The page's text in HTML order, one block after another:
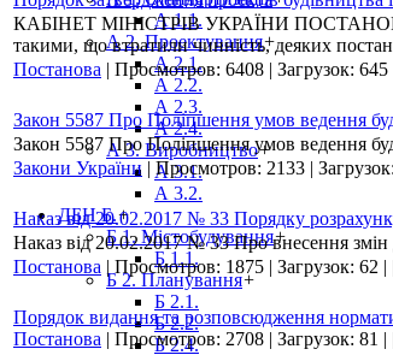
А 1.1.
А 2. Проектування+
А 2.1.
А 2.2.
А 2.3.
А 2.4.
А 3. Виробництво+
А 3.1.
А 3.2.
ДБН Б.+
Б 1. Містобудування+
Б 1.1.
Б 2. Планування+
Б 2.1.
Б 2.2.
Б 2.4.
КАБІНЕТ МІНІСТРІВ УКРАЇНИ ПОСТАНОВА
такими, що втратили чинність, деяких
Постанова | Просмотров: 6408 | Загрузок: 645
Закон 5587 Про Поліпшення умов ведення
Закон 5587 Про Поліпшення умов ведення
Закони України | Просмотров: 2133 | Загрузок:
Наказ від 20.02.2017 № 33 Порядку
Наказ від 20.02.2017 № 33 Про внесення змін
Постанова | Просмотров: 1875 | Загрузок: 62 |
Порядок видання та розповсюдження
Постанова | Просмотров: 2708 | Загрузок: 81 |